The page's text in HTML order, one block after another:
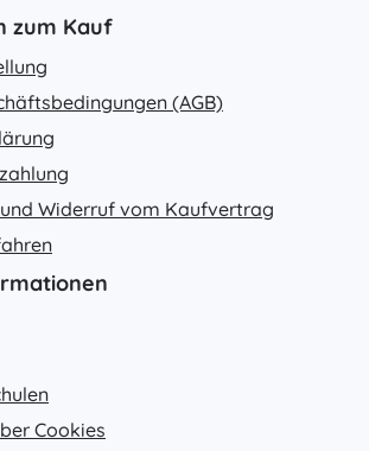
zum Kauf
(AGB)
Widerruf vom Kaufvertrag
Cookies